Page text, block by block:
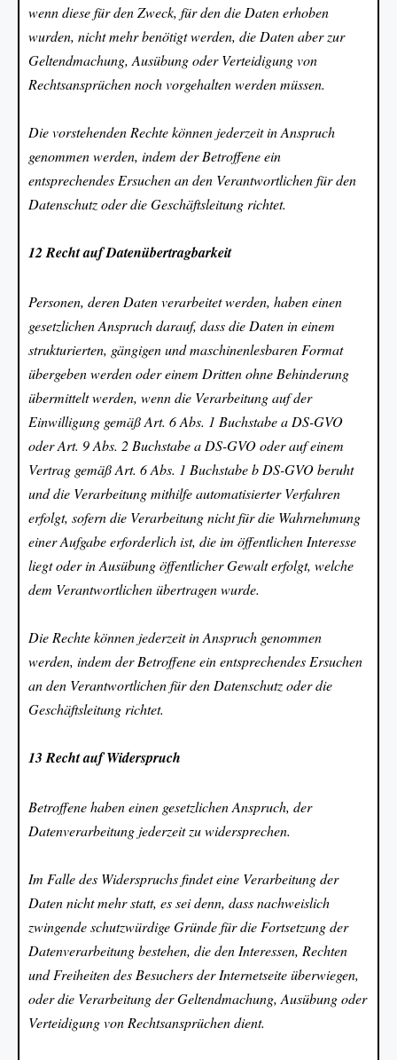
wenn diese für den Zweck, für den die Daten erhoben
wurden, nicht mehr benötigt werden, die Daten aber zur
Geltendmachung, Ausübung oder Verteidigung von
Rechtsansprüchen noch vorgehalten werden müssen.
Die vorstehenden Rechte können jederzeit in Anspruch
genommen werden, indem der Betroffene ein
entsprechendes Ersuchen an den Verantwortlichen für den
Datenschutz oder die Geschäftsleitung richtet.
12 Recht auf Datenübertragbarkeit
Personen, deren Daten verarbeitet werden, haben einen
gesetzlichen Anspruch darauf, dass die Daten in einem
strukturierten, gängigen und maschinenlesbaren Format
übergeben werden oder einem Dritten ohne Behinderung
übermittelt werden, wenn die Verarbeitung auf der
Einwilligung gemäß Art. 6 Abs. 1 Buchstabe a DS-GVO
oder Art. 9 Abs. 2 Buchstabe a DS-GVO oder auf einem
Vertrag gemäß Art. 6 Abs. 1 Buchstabe b DS-GVO beruht
und die Verarbeitung mithilfe automatisierter Verfahren
erfolgt, sofern die Verarbeitung nicht für die Wahrnehmung
einer Aufgabe erforderlich ist, die im öffentlichen Interesse
liegt oder in Ausübung öffentlicher Gewalt erfolgt, welche
dem Verantwortlichen übertragen wurde.
Die Rechte können jederzeit in Anspruch genommen
werden, indem der Betroffene ein entsprechendes Ersuchen
an den Verantwortlichen für den Datenschutz oder die
Geschäftsleitung richtet.
13 Recht auf Widerspruch
Betroffene haben einen gesetzlichen Anspruch, der
Datenverarbeitung jederzeit zu widersprechen.
Im Falle des Widerspruchs findet eine Verarbeitung der
Daten nicht mehr statt, es sei denn, dass nachweislich
zwingende schutzwürdige Gründe für die Fortsetzung der
Datenverarbeitung bestehen, die den Interessen, Rechten
und Freiheiten des Besuchers der Internetseite überwiegen,
oder die Verarbeitung der Geltendmachung, Ausübung oder
Verteidigung von Rechtsansprüchen dient.